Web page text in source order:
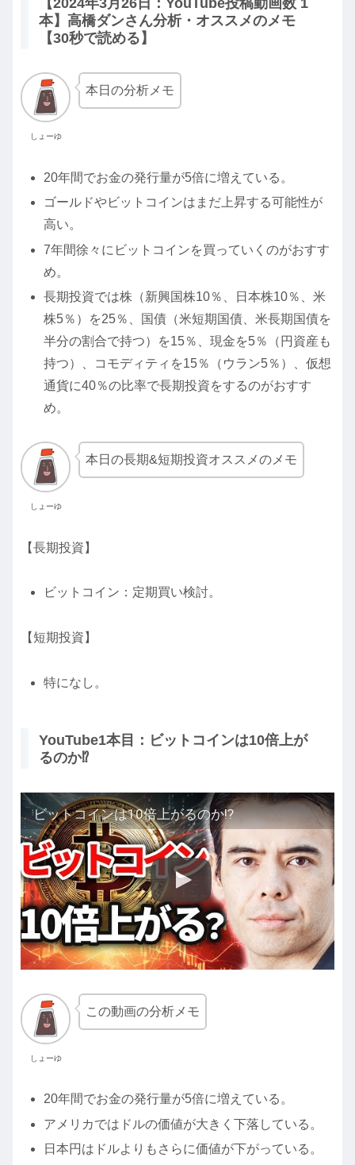
本】高橋ダンさん分析・オススメのメモ
【30秒で読める】
しょーゆ
本日の分析メモ
20年間でお金の発行量が5倍に増えている。
ゴールドやビットコインはまだ上昇する可能性が
高い。
7年間徐々にビットコインを買っていくのがおすす
め。
長期投資では株（新興国株10％、日本株10％、米
株5％）を25％、国債（米短期国債、米長期国債を
半分の割合で持つ）を15％、現金を5％（円資産も
持つ）、コモディティを15％（ウラン5％）、仮想
通貨に40％の比率で長期投資をするのがおすす
め。
しょーゆ
本日の長期&短期投資オススメのメモ
【長期投資】
ビットコイン：定期買い検討。
【短期投資】
特になし。
YouTube1本目：ビットコインは10倍上が
るのか⁉️
ビットコインは10倍上がるのか⁉️
しょーゆ
この動画の分析メモ
20年間でお金の発行量が5倍に増えている。
アメリカではドルの価値が大きく下落している。
日本円はドルよりもさらに価値が下がっている。